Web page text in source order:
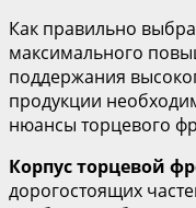
Как правильно
максимального
поддержания
продукции
нюансы торцевого
Корпус торцевой
дорогостоящих